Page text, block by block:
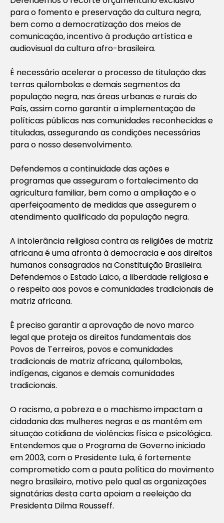
para o fomento e preservação da cultura negra,
bem como a democratização dos meios de
comunicação, incentivo à produção artística e
audiovisual da cultura afro-brasileira.
É necessário acelerar o processo de titulação das
terras quilombolas e demais segmentos da
população negra, nas áreas urbanas e rurais do
País, assim como garantir a implementação de
políticas públicas nas comunidades reconhecidas e
tituladas, assegurando as condições necessárias
para o nosso desenvolvimento.
Defendemos a continuidade das ações e
programas que asseguram o fortalecimento da
agricultura familiar, bem como a ampliação e o
aperfeiçoamento de medidas que assegurem o
atendimento qualificado da população negra.
A intolerância religiosa contra as religiões de matriz
africana é uma afronta à democracia e aos direitos
humanos consagrados na Constituição Brasileira.
Defendemos o Estado Laico, a liberdade religiosa e
o respeito aos povos e comunidades tradicionais de
matriz africana.
É preciso garantir a aprovação de novo marco
legal que proteja os direitos fundamentais dos
Povos de Terreiros, povos e comunidades
tradicionais de matriz africana, quilombolas,
indígenas, ciganos e demais comunidades
tradicionais.
O racismo, a pobreza e o machismo impactam a
cidadania das mulheres negras e as mantêm em
situação cotidiana de violências física e psicológica.
Entendemos que o Programa de Governo iniciado
em 2003, com o Presidente Lula, é fortemente
comprometido com a pauta política do movimento
negro brasileiro, motivo pelo qual as organizações
signatárias desta carta apoiam a reeleição da
Presidenta Dilma Rousseff.